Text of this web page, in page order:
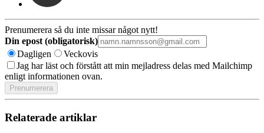
Prenumerera så du inte missar något nytt!
Din epost (obligatorisk)
Dagligen
Veckovis
Jag har läst och förstått att min mejladress delas med Mailchimp
enligt informationen ovan.
Relaterade artiklar